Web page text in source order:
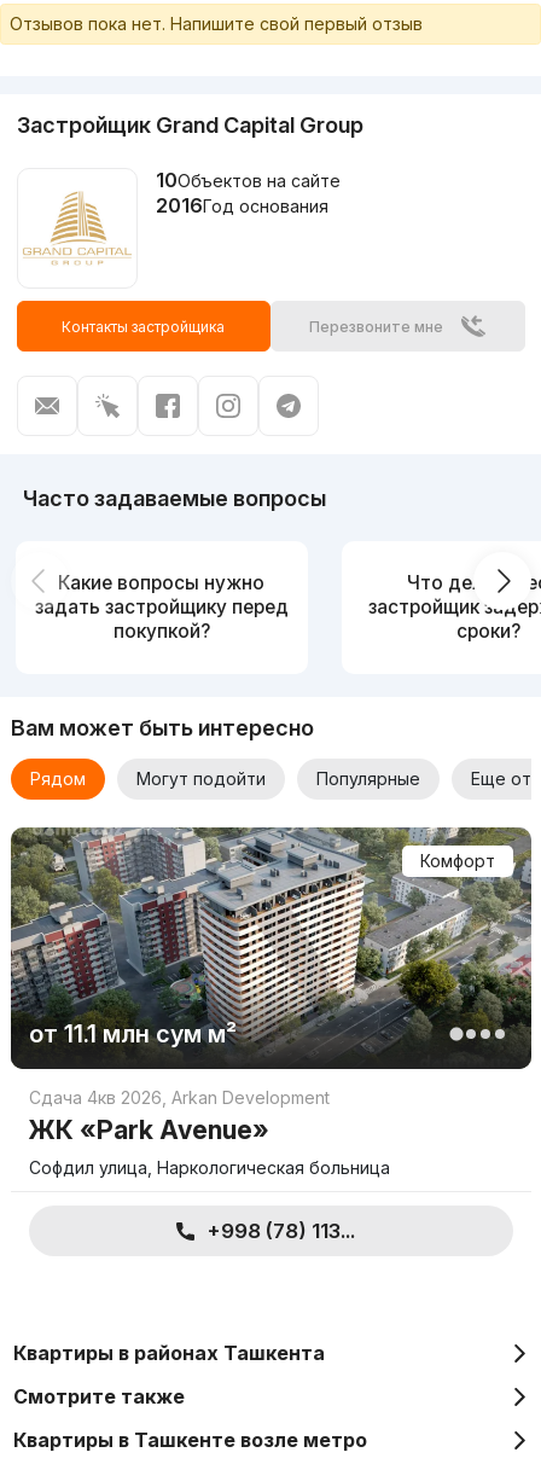
Отзывов пока нет. Напишите свой первый отзыв
Застройщик Grand Capital Group
10Объектов на сайте
2016Год основания
Контакты застройщика Перезвоните мне
Часто задаваемые вопросы
Какие вопросы нужно
задать застройщику перед
покупкой?
Что делать,
застройщик
сроки?
Вам может быть интересно
Рядом Могут подойти Популярные Еще от
Комфорт
от11.1 млн сумм²
Сдача 4кв 2026 Arkan Development
ЖК «Park Avenue»
Софдил улица, Наркологическая больница
+998 (78) 113...
Квартиры в районах Ташкента
Смотрите также
Квартиры в Ташкенте возле метро